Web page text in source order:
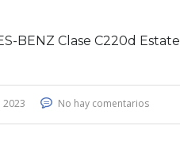
BENZ Clase C220d Estate
No hay comentarios